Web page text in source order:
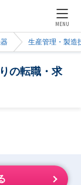
MENU
生産管理・製造
の転職・求